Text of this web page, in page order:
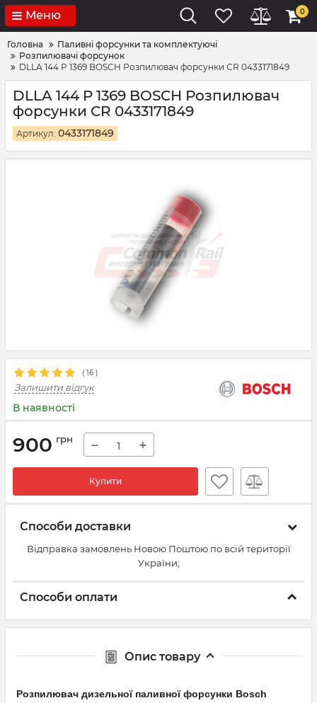
Меню 0
Головна
Паливні форсунки та комплектуючі
Розпилювачі форсунок
DLLA 144 P 1369 BOSCH Розпилювач форсунки CR 0433171849
DLLA 144 P 1369 BOSCH Розпилювач
форсунки CR 0433171849
Артикул: 0433171849
( 16 )
Залишити відгук
В наявності
900 грн − +
Купити
Способи доставки
Відправка замовлень Новою Поштою по всій території
України;
Способи оплати
Опис товару
Розпилювач дизельної паливної форсунки Bosсh